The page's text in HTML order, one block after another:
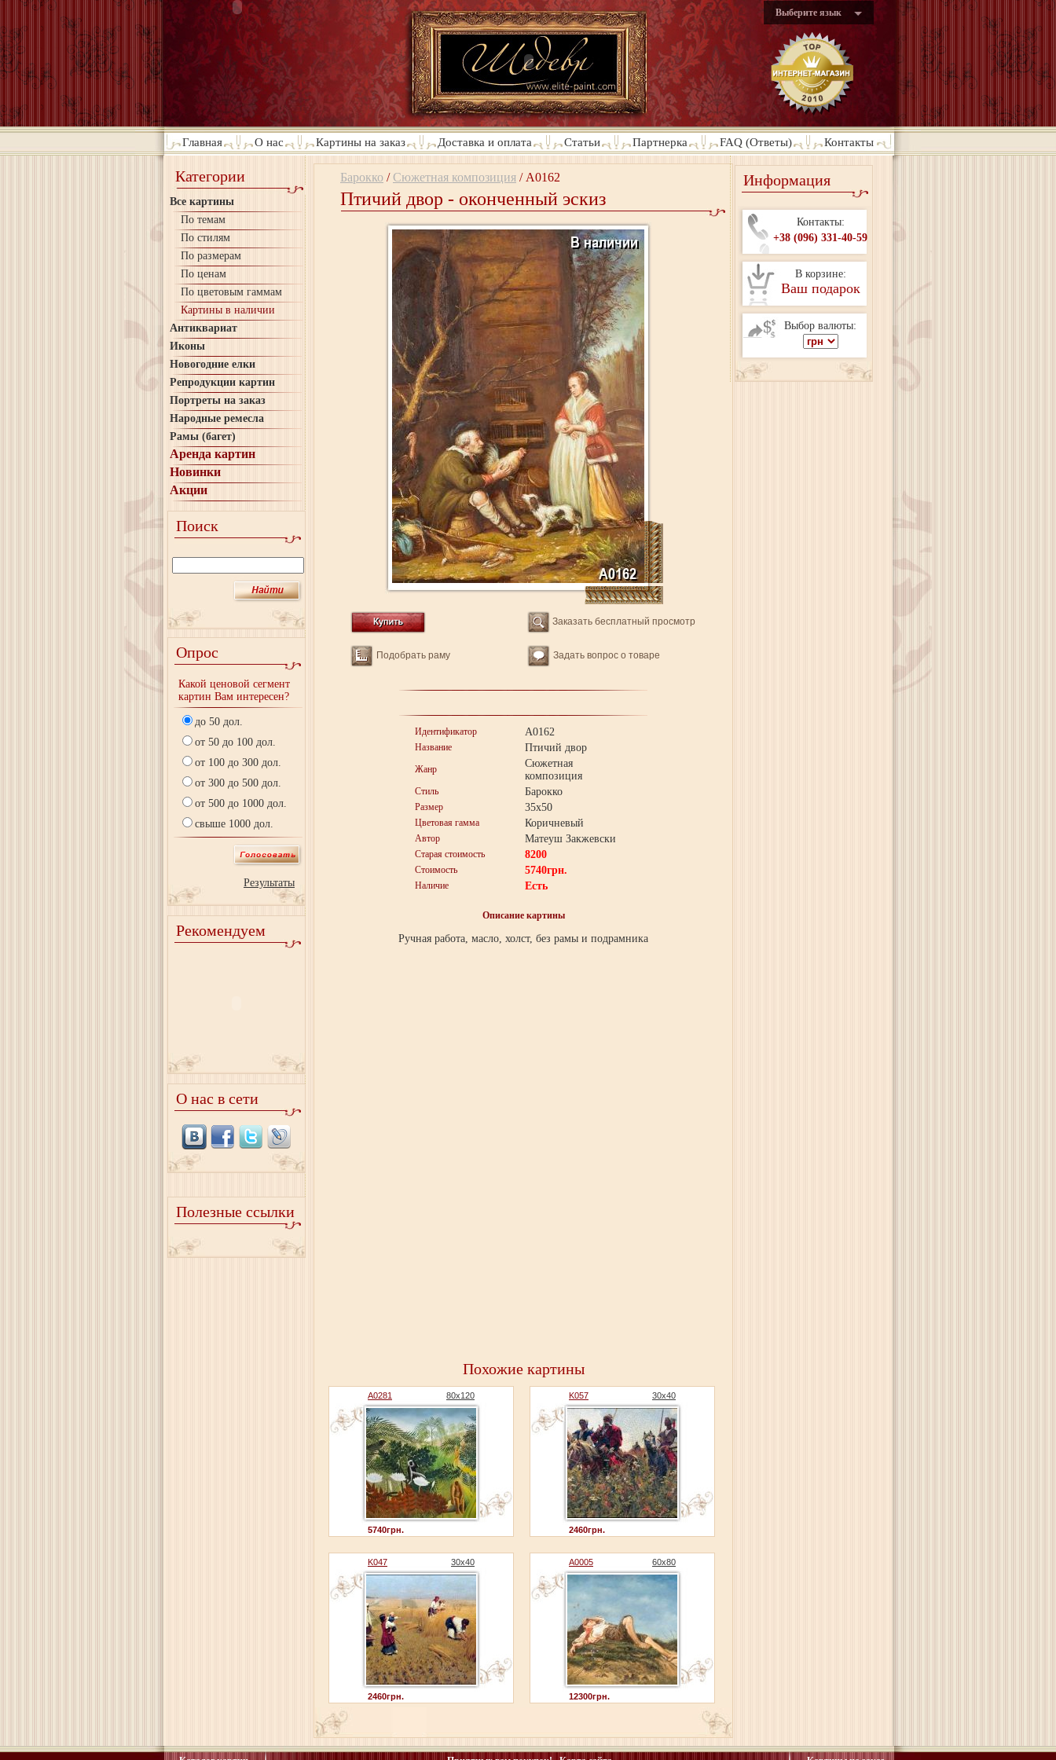
Выберите язык
Главная О нас Картины на заказ Доставка и оплата Статьи Партнерка FAQ (Ответы) Контакты
Категории
Все картины
По темам
По стилям
По размерам
По ценам
По цветовым гаммам
Картины в наличии
Антиквариат
Иконы
Новогодние елки
Репродукции картин
Портреты на заказ
Народные ремесла
Рамы (багет)
Аренда картин
Новинки
Акции
Поиск
Опрос
Какой ценовой сегмент
картин Вам интересен?
до 50 дол.
от 50 до 100 дол.
от 100 до 300 дол.
от 300 до 500 дол.
от 500 до 1000 дол.
свыше 1000 дол.
Результаты
Рекомендуем
О нас в сети
Полезные ссылки
Барокко /Сюжетная композиция / A0162
Птичий двор - оконченный эскиз
Заказать бесплатный просмотр
Подобрать раму Задать вопрос о товаре
Идентификатор A0162
Название Птичий двор
Жанр
Сюжетная
композиция
Стиль Барокко
Размер 35x50
Цветовая гамма Коричневый
Автор Матеуш Закжевски
Старая стоимость 8200
Стоимость 5740грн.
Наличие Есть
Описание картины
Ручная работа, масло, холст, без рамы и подрамника
Похожие картины
A0281 80x120
5740грн.
K057 30x40
2460грн.
K047 30x40
2460грн.
A0005 60x80
12300грн.
Информация
Контакты:
+38 (096) 331-40-59
В корзине:
Ваш подарок
Выбор валюты: